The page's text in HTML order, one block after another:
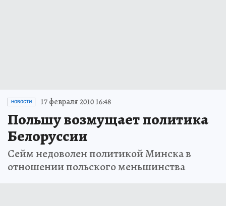
НОВОСТИ 17 февраля 2010 16:48
Польшу возмущает политика
Белоруссии
Сейм недоволен политикой Минска в
отношении польского меньшинства